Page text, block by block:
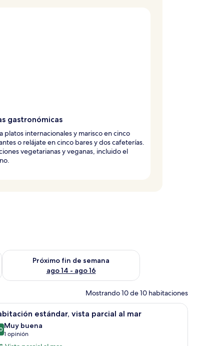
gastronómicas
platos internacionales y marisco en cinco
o relájate en cinco bares y dos cafeterías.
vegetarianas y veganas, incluido el
semana ago 7 - ago 9
Próximo fin de semana
ago 14 - ago 16
Consulta la disponibilidad para el próximo fin de semana ago
Mostrando 10 de 10 habitaciones
Ropa de cama de alta calidad y artículos del
3 estándar, vista parcial al mar
de 10
Muy buena
1 opinión
(1